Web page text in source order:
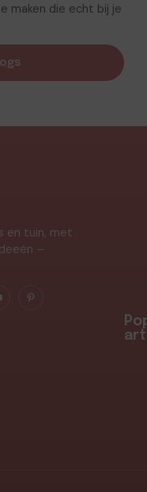
maken die echt bij je
en tuin, met
–